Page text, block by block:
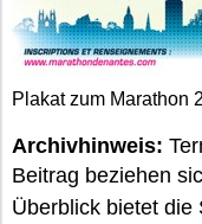
Plakat zum Marathon
Archivhinweis:
Beitrag beziehen
Überblick bietet die